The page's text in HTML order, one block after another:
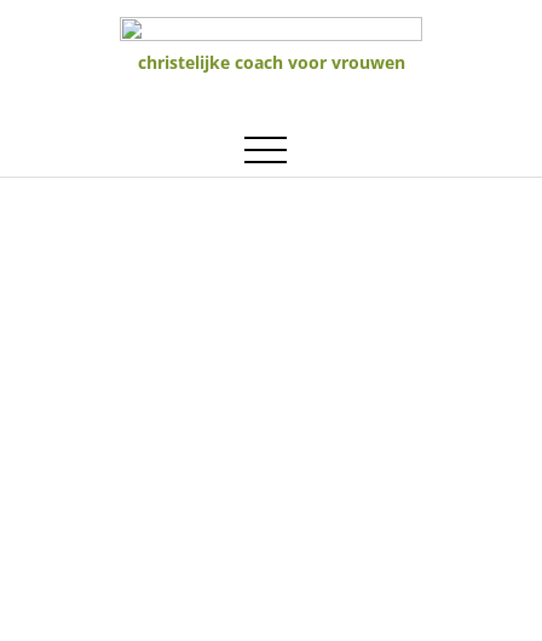
christelijke coach voor vrouwen